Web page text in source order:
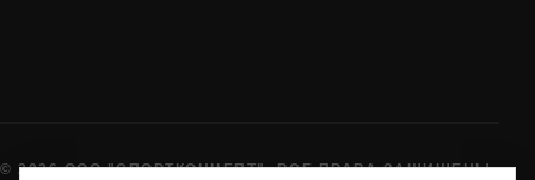
© 2026 ООО "СПОРТКОНЦЕПТ". ВСЕ ПРАВА ЗАЩИЩЕНЫ